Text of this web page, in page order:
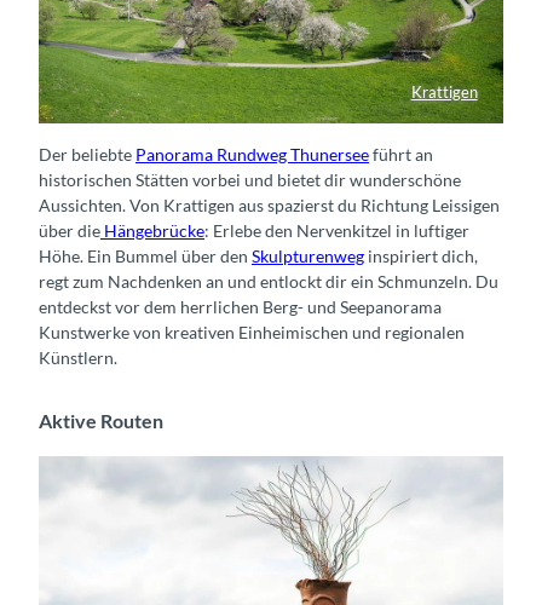
Krattigen
Frühlingslandschaft Krattigen
Der beliebte Panorama Rundweg Thunerseeführt an
historischen Stätten vorbei und bietet dir wunderschöne
Aussichten. Von Krattigen aus spazierst du Richtung Leissigen
über die Hängebrücke: Erlebe den Nervenkitzel in luftiger
Höhe. Ein Bummel über den Skulpturenweg inspiriert dich,
regt zum Nachdenken an und entlockt dir ein Schmunzeln. Du
entdeckst vor dem herrlichen Berg- und Seepanorama
Kunstwerke von kreativen Einheimischen und regionalen
Künstlern.
Aktive Routen